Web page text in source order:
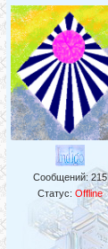
Сообщений: 215
Статус: Offline